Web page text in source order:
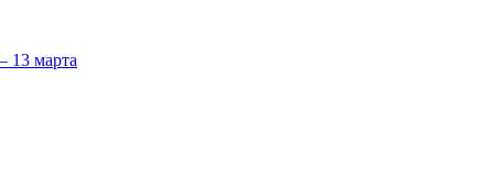
13 марта